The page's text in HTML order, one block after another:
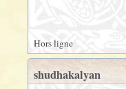
Hors ligne
shudhakalyan